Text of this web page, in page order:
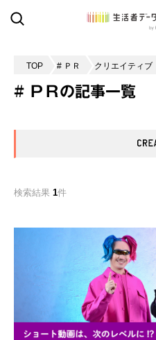
TOP # ＰＲ クリエイティブ
# ＰＲの記事一覧
検索結果 1件